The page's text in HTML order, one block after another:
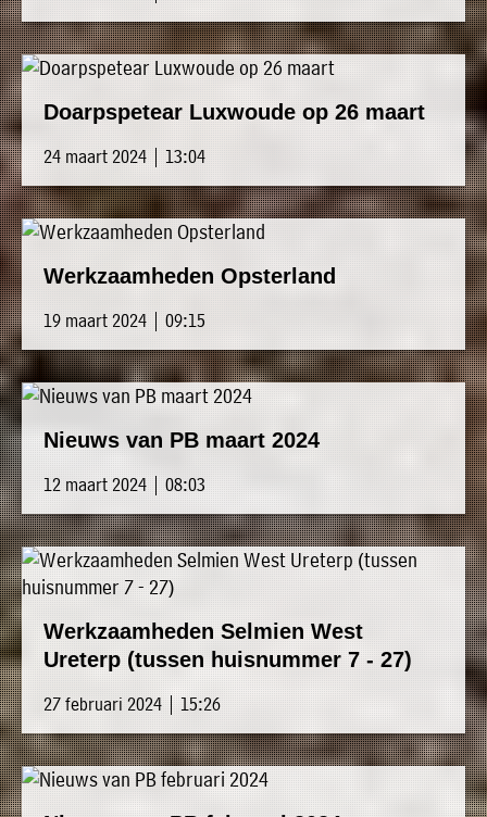
Doarpspetear Luxwoude op 26 maart
24 maart 2024 | 13:04
Werkzaamheden Opsterland
19 maart 2024 | 09:15
Nieuws van PB maart 2024
12 maart 2024 | 08:03
Werkzaamheden Selmien West
Ureterp (tussen huisnummer 7 - 27)
27 februari 2024 | 15:26